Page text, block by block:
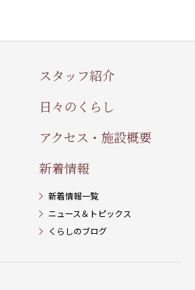
スタッフ紹介
日々のくらし
アクセス・施設概要
新着情報
新着情報一覧
ニュース＆トピックス
くらしのブログ